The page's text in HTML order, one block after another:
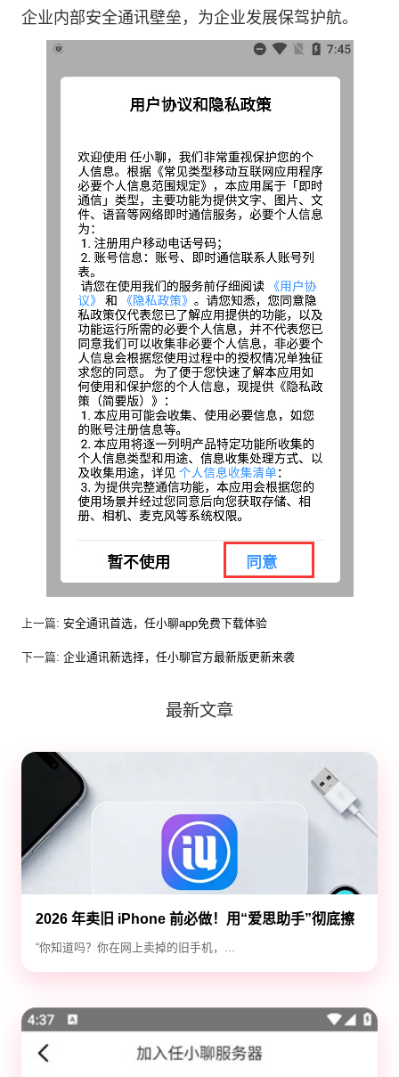
企业内部安全通讯壁垒，为企业发展保驾护航。
上一篇: 安全通讯首选，任小聊app免费下载体验
下一篇: 企业通讯新选择，任小聊官方最新版更新来袭
最新文章
2026 年卖旧 iPhone 前必做！用“爱思助手”彻底擦
除隐私，防止数据泄露
“你知道吗？你在网上卖掉的旧手机，...